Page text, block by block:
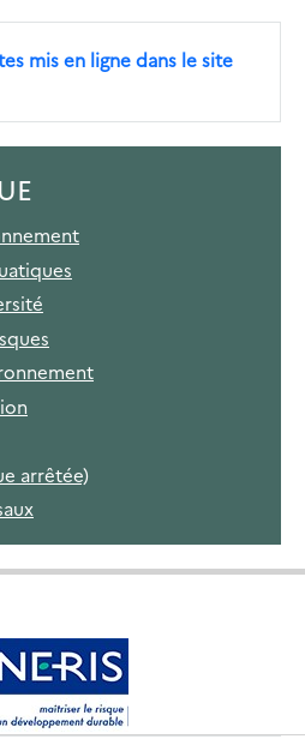
mis en ligne dans le site
arrêtée)